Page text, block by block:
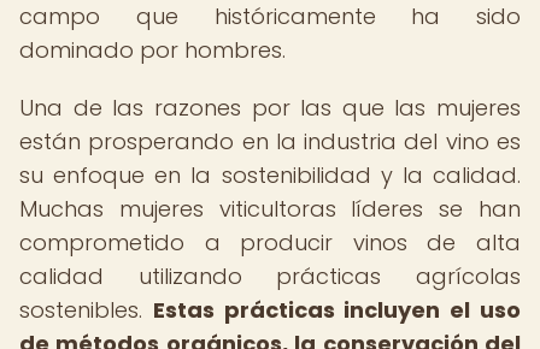
campo que históricamente ha sido
dominado por hombres.
Una de las razones por las que las mujeres
están prosperando en la industria del vino es
su enfoque en la sostenibilidad y la calidad.
Muchas mujeres viticultoras líderes se han
comprometido a producir vinos de alta
calidad utilizando prácticas agrícolas
sostenibles. Estas prácticas incluyen el uso